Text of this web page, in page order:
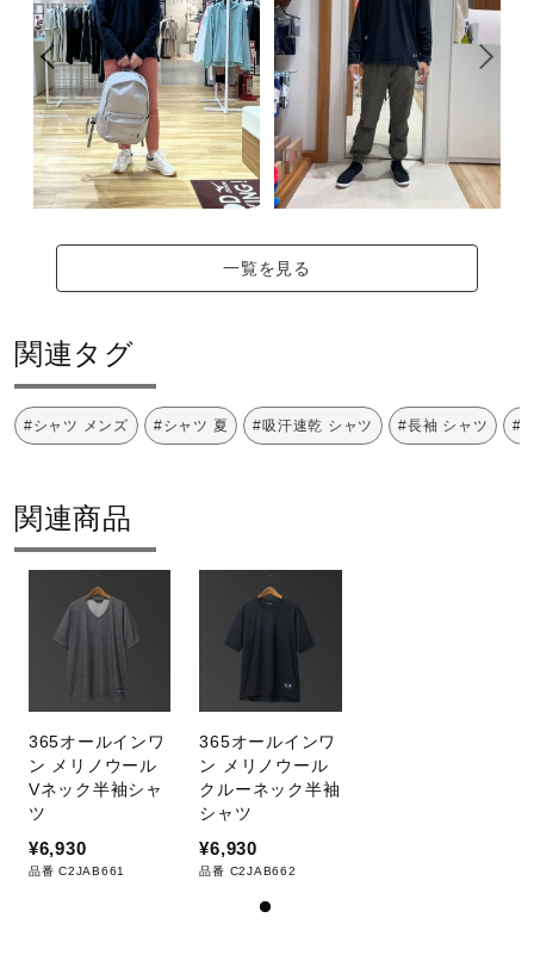
一覧を見る
関連タグ
#シャツ メンズ #シャツ 夏 #吸汗速乾 シャツ #長袖 シャツ #
関連商品
365オールインワ
ン メリノウール
Vネック半袖シャ
ツ
¥6,930
品番 C2JAB661
365オールインワ
ン メリノウール
クルーネック半袖
シャツ
¥6,930
品番 C2JAB662